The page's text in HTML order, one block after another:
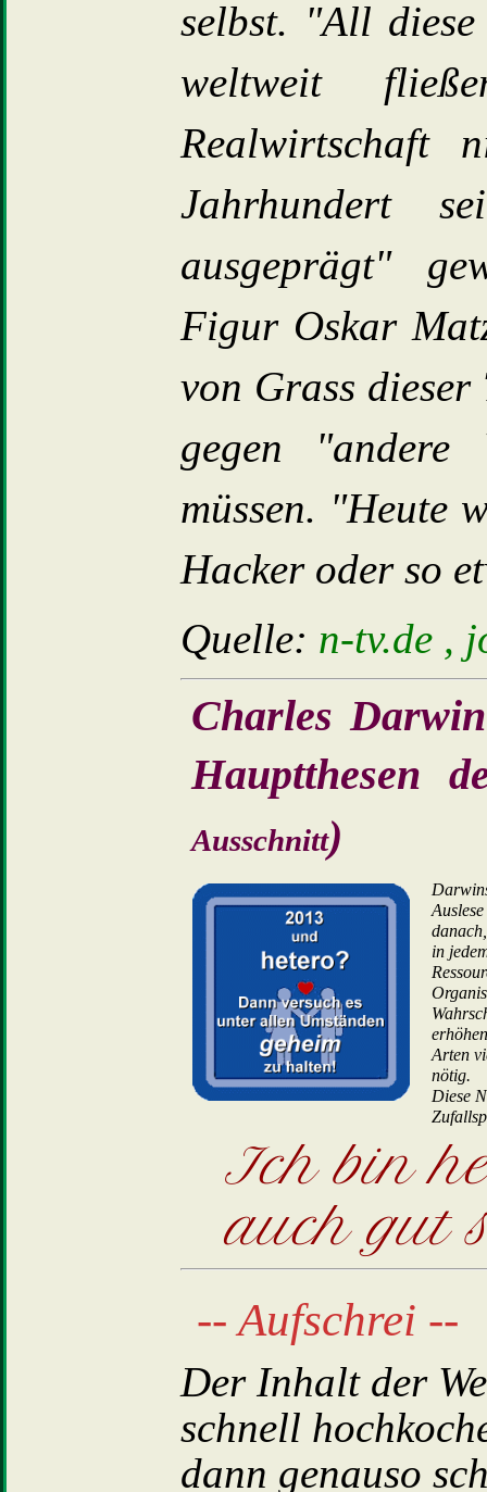
selbst. "All
weltweit
Realwirtschaft
Jahrhundert
ausgeprägt"
Figur Oskar
von Grass
gegen "andere
müssen. "Heute
Hacker oder so
Quelle: n-tv.de ,
Charles
Hauptthesen
Ausschnitt)
in
Arten
nötig.
Diese
Ich bin
auch gut
-- Aufschrei --
Der Inhalt der
schnell
dann genauso